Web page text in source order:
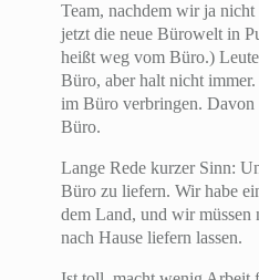
Team, nachdem wir ja
jetzt die neue Bürowelt in
heißt weg vom Büro.)
Büro, aber halt nicht
im Büro verbringen. Davon
Büro.
Lange Rede kurzer Sinn:
Büro zu liefern. Wir habe
dem Land, und wir müssen
nach Hause liefern lassen.